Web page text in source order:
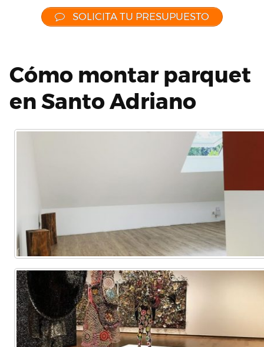
SOLICITA TU PRESUPUESTO
Cómo montar parquet
en Santo Adriano